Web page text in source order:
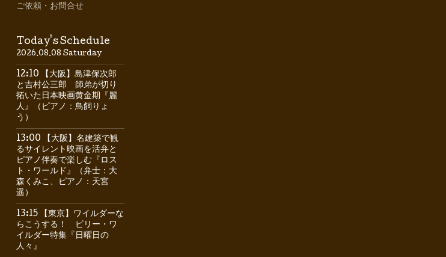
ご依頼・お問合せ
Today's Schedule
2026.08.08 Saturday
12:10 【大阪】島津保次郎
と吉村公三郎 師弟が切り
拓いた日本映画黄金期『麗
人』（ピアノ：鳥飼りょ
う）
13:00 【大阪】名建築で観
るサイレント映画を活弁と
ピアノ伴奏で楽しむ『ロス
ト・ワールド』（弁士：大
森くみこ、ピアノ：天宮
遥）
13:15 【東京】ワイルダーな
らこうする！ ビリー・ワ
イルダー特集『日曜日の
人々』